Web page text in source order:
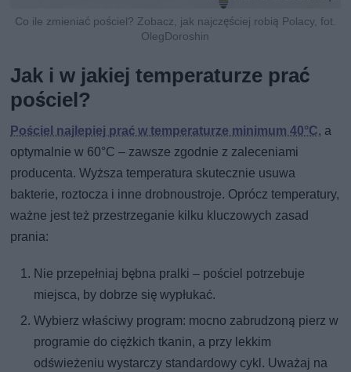
Co ile zmieniać pościel? Zobacz, jak najczęściej robią Polacy, fot.
OlegDoroshin
Jak i w jakiej temperaturze prać
pościel?
Pościel najlepiej prać w temperaturze minimum 40°C, a
optymalnie w 60°C – zawsze zgodnie z zaleceniami
producenta. Wyższa temperatura skutecznie usuwa
bakterie, roztocza i inne drobnoustroje. Oprócz temperatury,
ważne jest też przestrzeganie kilku kluczowych zasad
prania:
Nie przepełniaj bębna pralki – pościel potrzebuje
miejsca, by dobrze się wypłukać.
Wybierz właściwy program: mocno zabrudzoną pierz w
programie do ciężkich tkanin, a przy lekkim
odświeżeniu wystarczy standardowy cykl. Uważaj na